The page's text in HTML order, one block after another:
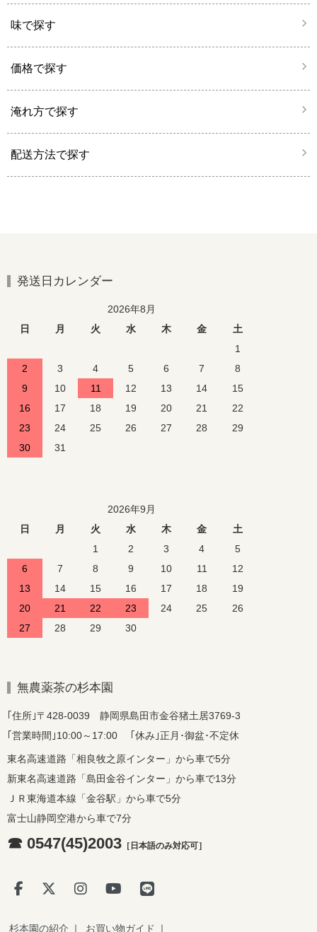
味で探す
価格で探す
淹れ方で探す
配送方法で探す
無農薬茶の杉本園
｢住所｣〒428-0039 静岡県島田市金谷猪土居3769-3
｢営業時間｣10:00～17:00 ｢休み｣正月･御盆･不定休
東名高速道路「相良牧之原インター」から車で5分
新東名高速道路「島田金谷インター」から車で13分
ＪＲ東海道本線「金谷駅」から車で5分
富士山静岡空港から車で7分
☎ 0547(45)2003 ［日本語のみ対応可］
発送日カレンダー
2026年8月
日
月 火 水 木 金
土
1
2
3 4 5 6 7
8
9
10 11 12 13 14
15
16
17 18 19 20 21
22
23
24 25 26 27 28
29
30
31
2026年9月
日
月 火 水 木 金
土
1
2 3 4
5
6
7 8 9 10 11
12
13
14 15 16 17 18
19
20
21 22 23 24 25
26
27
28 29 30
杉本園の紹介 ｜ お買い物ガイド ｜